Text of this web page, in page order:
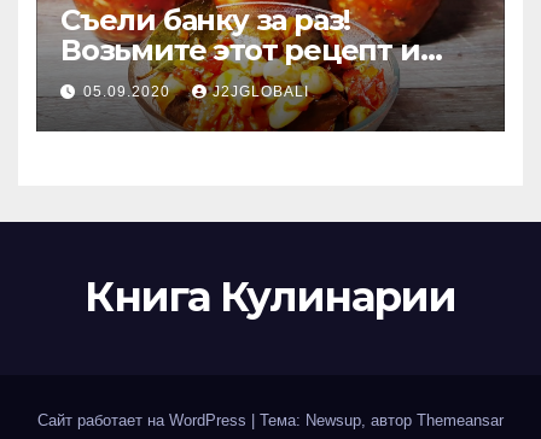
Съели банку за раз!
Возьмите этот рецепт и
готовьте побольше:
баклажаны с фасолью и
овощами на зиму
05.09.2020 J2JGLOBALI
Книга Кулинарии
Сайт работает на WordPress Тема: Newsup, автор Themeansar